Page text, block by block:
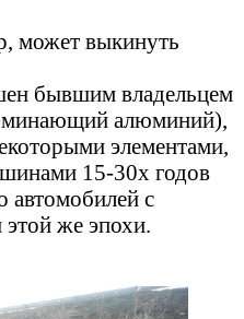
может выкинуть
бывшим владельцем
алюминий),
элементами,
15-30х годов
автомобилей с
же эпохи.